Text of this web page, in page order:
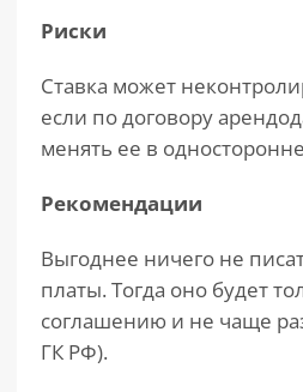
Риски
Ставка может
если по договору
менять ее в
Рекомендации
Выгоднее ничего не
платы. Тогда оно будет
соглашению и не чаще
ГК РФ).